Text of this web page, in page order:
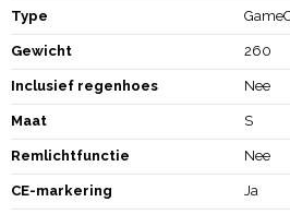
Type
Gewicht 260
Inclusief regenhoes Nee
Maat S
Remlichtfunctie Nee
CE-markering Ja